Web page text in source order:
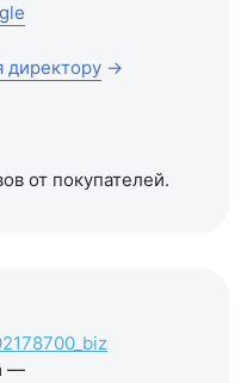
директору →
от покупателей.
—